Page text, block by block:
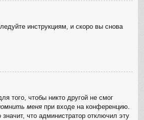
инструкциям, и скоро вы снова
того, чтобы никто другой не смог
меня при входе на конференцию.
значит, что администратор отключил эту